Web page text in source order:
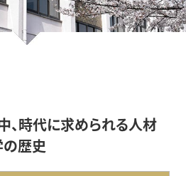
康・食生活
者懇談会
バシーポリシー
時代に求められる⼈材
歴史